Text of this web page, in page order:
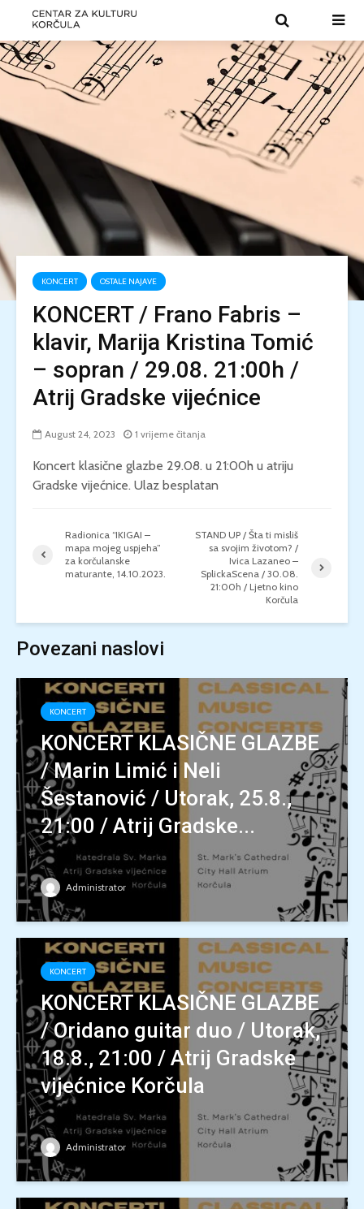
KONCERT OSTALE NAJAVE
KONCERT / Frano Fabris –
klavir, Marija Kristina Tomić
– sopran / 29.08. 21:00h /
Atrij Gradske vijećnice
August 24, 2023 1 vrijeme čitanja
Koncert klasične glazbe 29.08. u 21:00h u atriju
Gradske vijećnice. Ulaz besplatan
Radionica “IKIGAI –
mapa mojeg uspjeha”
za korčulanske
maturante, 14.10.2023.
STAND UP / Šta ti misliš
sa svojim životom? /
Ivica Lazaneo –
SplickaScena / 30.08.
21:00h / Ljetno kino
Korčula
Povezani naslovi
KONCERT
KONCERT KLASIČNE GLAZBE
/ Marin Limić i Neli
Šestanović / Utorak, 25.8.,
21:00 / Atrij Gradske...
Administrator
KONCERT
KONCERT KLASIČNE GLAZBE
/ Oridano guitar duo / Utorak,
18.8., 21:00 / Atrij Gradske
vijećnice Korčula
Administrator